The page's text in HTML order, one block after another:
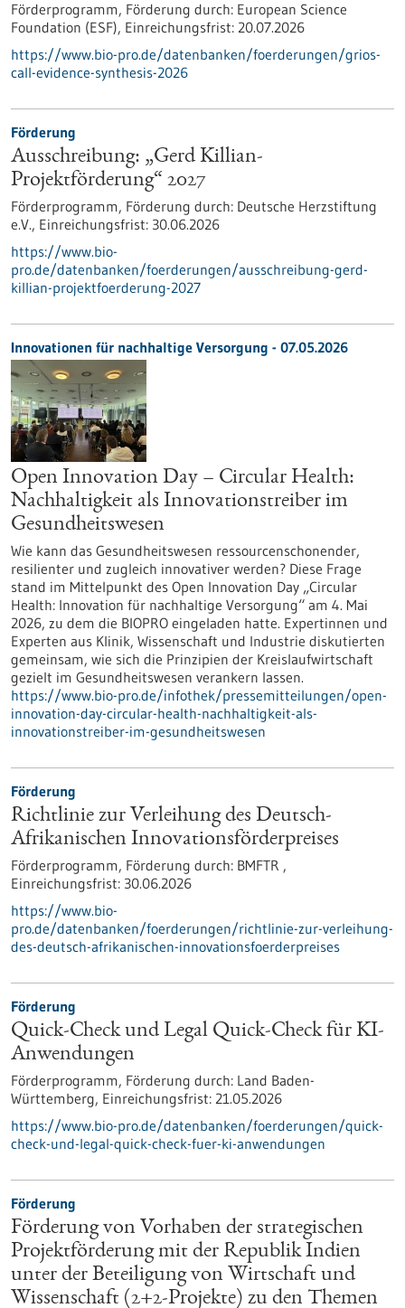
Förderprogramm, Förderung durch: European Science
Foundation (ESF), Einreichungsfrist: 20.07.2026
https://www.bio-pro.de/datenbanken/foerderungen/grios-
call-evidence-synthesis-2026
Förderung
Ausschreibung: „Gerd Killian-
Projektförderung“ 2027
Förderprogramm, Förderung durch: Deutsche Herzstiftung
e.V., Einreichungsfrist: 30.06.2026
https://www.bio-
pro.de/datenbanken/foerderungen/ausschreibung-gerd-
killian-projektfoerderung-2027
Innovationen für nachhaltige Versorgung - 07.05.2026
Open Innovation Day – Circular Health:
Nachhaltigkeit als Innovationstreiber im
Gesundheitswesen
Wie kann das Gesundheitswesen ressourcenschonender,
resilienter und zugleich innovativer werden? Diese Frage
stand im Mittelpunkt des Open Innovation Day „Circular
Health: Innovation für nachhaltige Versorgung“ am 4. Mai
2026, zu dem die BIOPRO eingeladen hatte. Expertinnen und
Experten aus Klinik, Wissenschaft und Industrie diskutierten
gemeinsam, wie sich die Prinzipien der Kreislaufwirtschaft
gezielt im Gesundheitswesen verankern lassen.
https://www.bio-pro.de/infothek/pressemitteilungen/open-
innovation-day-circular-health-nachhaltigkeit-als-
innovationstreiber-im-gesundheitswesen
Förderung
Richtlinie zur Verleihung des Deutsch-
Afrikanischen Innovationsförderpreises
Förderprogramm, Förderung durch: BMFTR ,
Einreichungsfrist: 30.06.2026
https://www.bio-
pro.de/datenbanken/foerderungen/richtlinie-zur-verleihung-
des-deutsch-afrikanischen-innovationsfoerderpreises
Förderung
Quick-Check und Legal Quick-Check für KI-
Anwendungen
Förderprogramm, Förderung durch: Land Baden-
Württemberg, Einreichungsfrist: 21.05.2026
https://www.bio-pro.de/datenbanken/foerderungen/quick-
check-und-legal-quick-check-fuer-ki-anwendungen
Förderung
Förderung von Vorhaben der strategischen
Projektförderung mit der Republik Indien
unter der Beteiligung von Wirtschaft und
Wissenschaft (2+2-Projekte) zu den Themen